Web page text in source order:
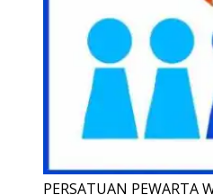
PERSATUAN PEWARTA